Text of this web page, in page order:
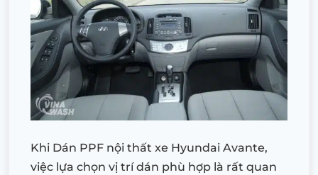
Khi Dán PPF nội thất xe Hyundai Avante,
việc lựa chọn vị trí dán phù hợp là rất quan